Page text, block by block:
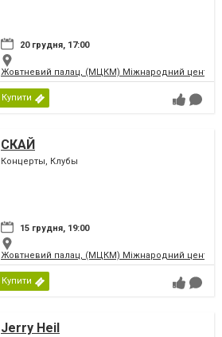
20 грудня, 17:00
Жовтневий палац, (МЦКМ) Міжнародний центр
Купити
СКАЙ
Концерты, Клубы
15 грудня, 19:00
Жовтневий палац, (МЦКМ) Міжнародний центр
Купити
Jerry Heil